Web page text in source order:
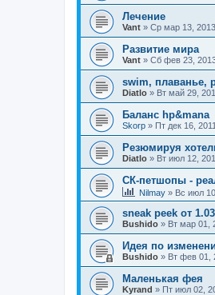
Лечение
Vant » Ср мар 13,
Развитие мира
Vant » Сб фев 23,
swim, плаванье,
Diatlo » Вт май 29,
Баланс hp&mana
Skorp » Пт дек 16,
Резюмируя
Diatlo » Вт июл 12,
СК-петшопы -
Nilmay » Вс июл
sneak peek от
Bushido » Вт мар 01,
Идея по
Bushido » Вт фев 01,
Маленькая фея
Kyrand » Пт июл 02,